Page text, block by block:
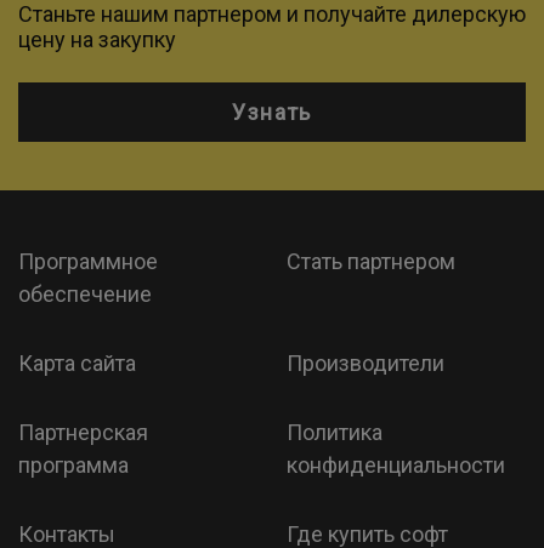
Станьте нашим партнером и получайте дилерскую
цену на закупку
Узнать
Программное
обеспечение
Стать партнером
Карта сайта Производители
Партнерская
программа
Политика
конфиденциальности
Контакты Где купить софт